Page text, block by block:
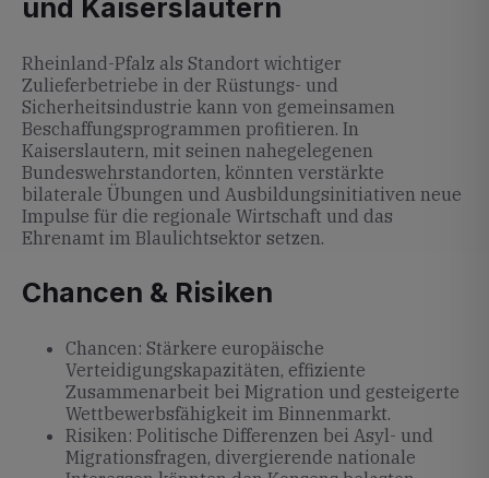
und Kaiserslautern
Rheinland-Pfalz als Standort wichtiger
Zulieferbetriebe in der Rüstungs- und
Sicherheitsindustrie kann von gemeinsamen
Beschaffungsprogrammen profitieren. In
Kaiserslautern, mit seinen nahegelegenen
Bundeswehrstandorten, könnten verstärkte
bilaterale Übungen und Ausbildungsinitiativen neue
Impulse für die regionale Wirtschaft und das
Ehrenamt im Blaulichtsektor setzen.
Chancen & Risiken
Chancen: Stärkere europäische
Verteidigungskapazitäten, effiziente
Zusammenarbeit bei Migration und gesteigerte
Wettbewerbsfähigkeit im Binnenmarkt.
Risiken: Politische Differenzen bei Asyl- und
Migrationsfragen, divergierende nationale